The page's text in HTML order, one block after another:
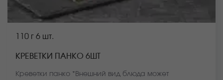
110 г 6 шт.
КРЕВЕТКИ ПАНКО 6ШТ
Креветки панко *Внешний вид блюда может